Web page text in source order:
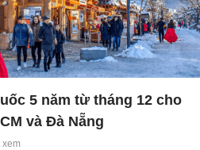
5 năm từ tháng 12 cho
và Đà Nẵng
xem